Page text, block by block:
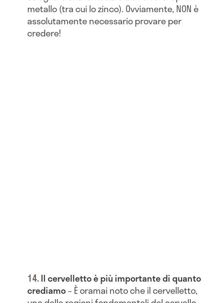
metallo (tra cui lo zinco). Ovviamente, NON è
assolutamente necessario provare per
credere!
Il cervelletto è più importante di quanto
crediamo– È oramai noto che il cervelletto,